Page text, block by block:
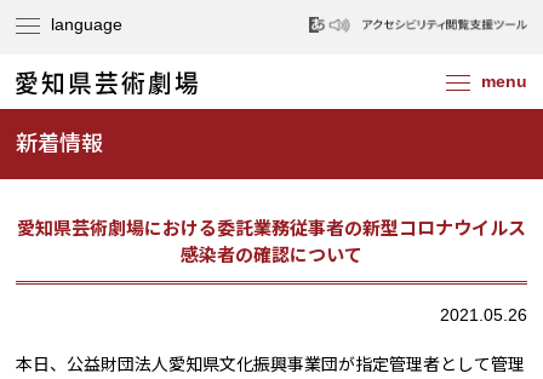
新着情報
愛知県芸術劇場における委託業務従事者の新型コロナウイルス
感染者の確認について
2021.05.26
本日、公益財団法人愛知県文化振興事業団が指定管理者として管理